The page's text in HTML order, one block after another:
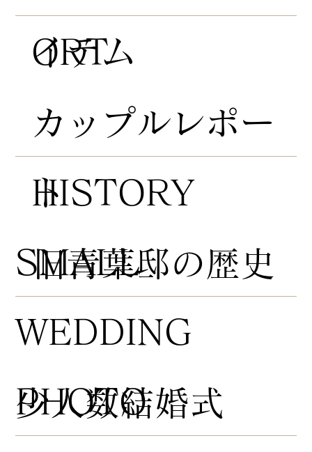
HISTORY
ORT
​旧青葉邸の歴史
​カップルレポー
ト
イテム
​少人数結婚式
​SMALL
WEDDING
PHOTO